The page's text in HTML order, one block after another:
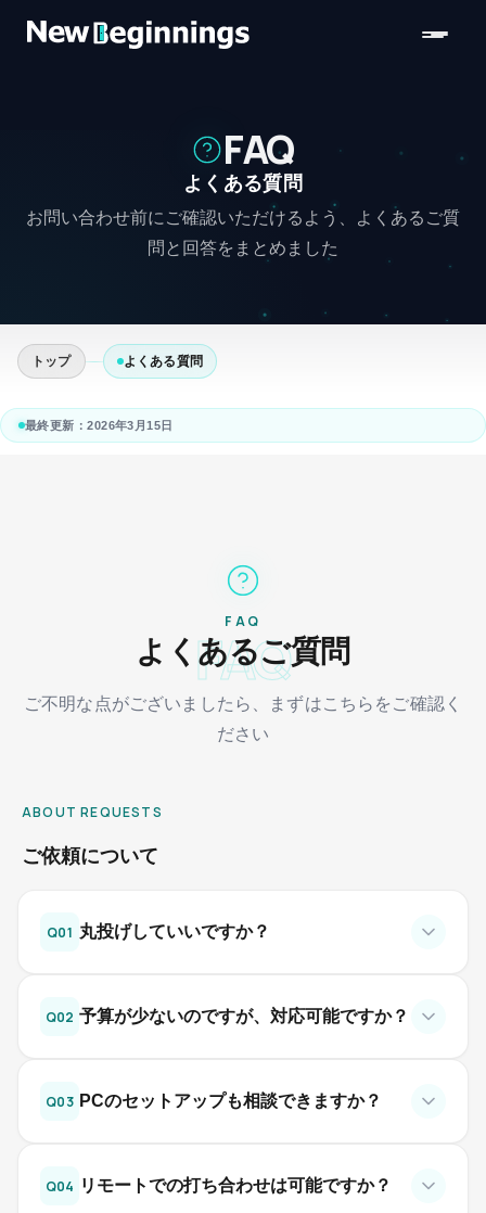
FAQ
よくある質問
お問い合わせ前にご確認いただけるよう、よくあるご質
問と回答をまとめました
トップ よくある質問
最終更新：2026年3月15日
FAQ
FAQ
よくあるご質問
ご不明な点がございましたら、まずはこちらをご確認く
ださい
ABOUT REQUESTS
ご依頼について
Q01 丸投げしていいですか？
Q02 予算が少ないのですが、対応可能ですか？
Q03 PCのセットアップも相談できますか？
Q04 リモートでの打ち合わせは可能ですか？